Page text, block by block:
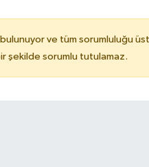
ve tüm sorumluluğu
şekilde sorumlu tutulamaz.